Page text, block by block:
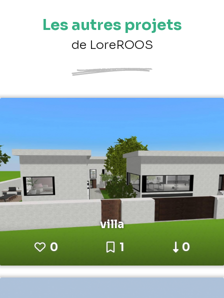
Les autres projets
de LoreROOS
villa
0
1 0